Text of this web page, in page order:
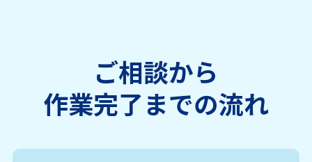
ご相談から
作業完了までの流れ